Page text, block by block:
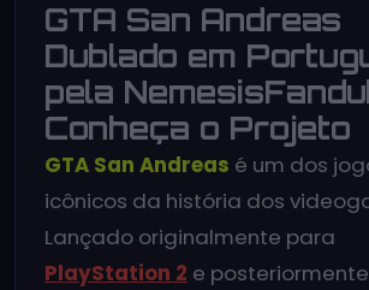
GTA San Andreas
Dublado em
pela
Conheça o Projeto
GTA San Andreas é um dos
icônicos da história dos
Lançado originalmente para
PlayStation 2 e